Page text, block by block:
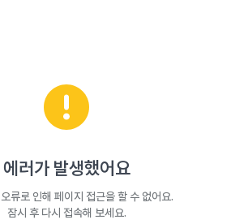
에러가 발생했어요
류로 인해 페이지 접근을 할 수 없어요.
잠시 후 다시 접속해 보세요.